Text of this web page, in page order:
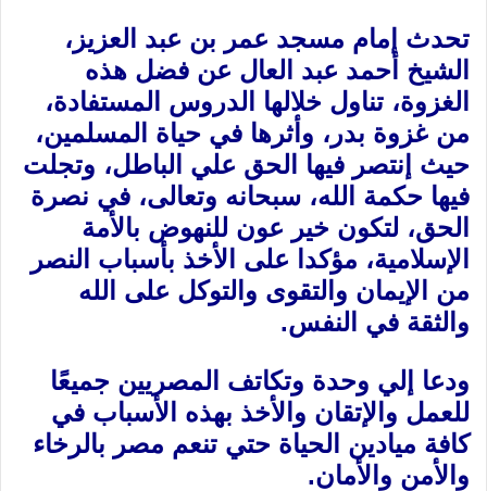
تحدث إمام مسجد عمر بن عبد العزيز،
الشيخ أحمد عبد العال عن فضل هذه
الغزوة، تناول خلالها الدروس المستفادة،
من غزوة بدر، وأثرها في حياة المسلمين،
حيث إنتصر فيها الحق علي الباطل، وتجلت
فيها حكمة الله، سبحانه وتعالى، في نصرة
الحق، لتكون خير عون للنهوض بالأمة
الإسلامية، مؤكدا على الأخذ بأسباب النصر
من الإيمان والتقوى والتوكل على الله
والثقة في النفس.
ودعا إلي وحدة وتكاتف المصريين جميعًا
للعمل والإتقان والأخذ بهذه الأسباب في
كافة ميادين الحياة حتي تنعم مصر بالرخاء
والأمن والأمان.